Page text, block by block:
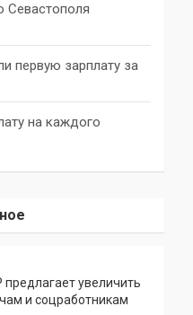
Севастополя
первую зарплату за
на каждого
увеличить
и соцработникам